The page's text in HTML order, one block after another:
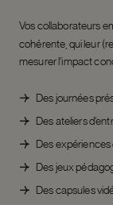
Vos collaborateurs
cohérente, qui leur
mesurer l’impact
Des journées
Des ateliers
Des
Des jeux
Des capsules